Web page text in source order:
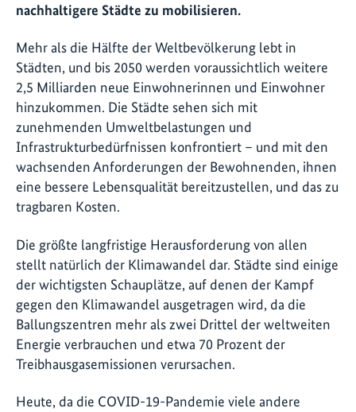
nachhaltigere Städte zu mobilisieren.
Mehr als die Hälfte der Weltbevölkerung lebt in
Städten, und bis 2050 werden voraussichtlich weitere
2,5 Milliarden neue Einwohnerinnen und Einwohner
hinzukommen. Die Städte sehen sich mit
zunehmenden Umweltbelastungen und
Infrastrukturbedürfnissen konfrontiert – und mit den
wachsenden Anforderungen der Bewohnenden, ihnen
eine bessere Lebensqualität bereitzustellen, und das zu
tragbaren Kosten.
Die größte langfristige Herausforderung von allen
stellt natürlich der Klimawandel dar. Städte sind einige
der wichtigsten Schauplätze, auf denen der Kampf
gegen den Klimawandel ausgetragen wird, da die
Ballungszentren mehr als zwei Drittel der weltweiten
Energie verbrauchen und etwa 70 Prozent der
Treibhausgasemissionen verursachen.
Heute, da die COVID-19-Pandemie viele andere